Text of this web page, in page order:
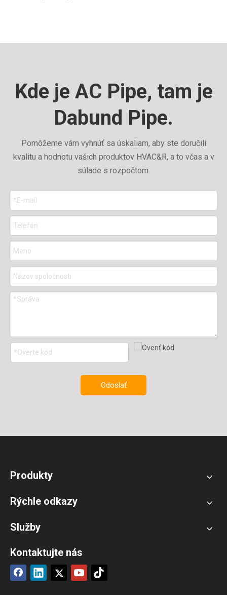
Kde je AC Pipe, tam je
Dabund Pipe.
Pomôžeme vám vyhnúť sa úskaliam, aby ste doručili
kvalitu a hodnotu vašich produktov HVAC&R, a to včas a v
súlade s rozpočtom.
Odoslať
Produkty
Rýchle odkazy
Služby
Kontaktujte nás